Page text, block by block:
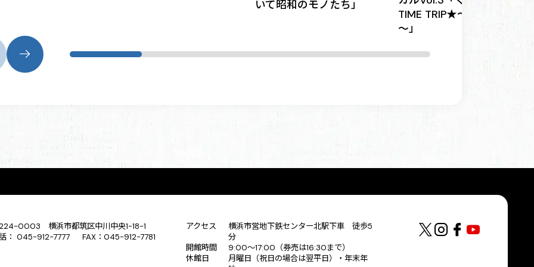
いて昭和のモノたち」
TIME TRIP★～昭和100年記
～」
0003 横浜市都筑区中川中央1-18-1
： 045-912-7777 FAX：045-912-7781
アクセス
横浜市営地下鉄センター北駅下車 徒歩5
分
開館時間
9:00〜17:00（券売は16:30まで）
休館日
月曜日（祝日の場合は翌平日）・年末年